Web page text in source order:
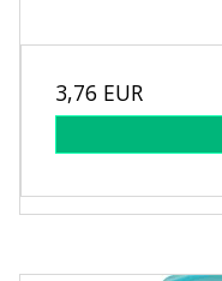
3,76 EUR